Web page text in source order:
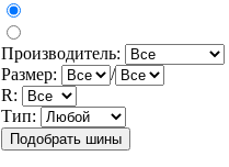
Производитель:
Размер:
/
R:
Тип: